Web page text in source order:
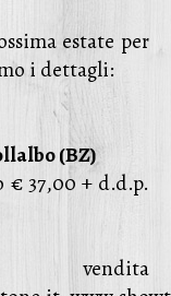
estate per
i dettagli:
(BZ)
37,00 + d.d.p.